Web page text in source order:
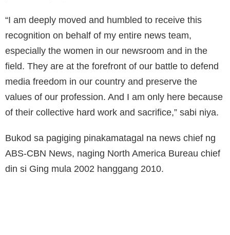
“I am deeply moved and humbled to receive this
recognition on behalf of my entire news team,
especially the women in our newsroom and in the
field. They are at the forefront of our battle to defend
media freedom in our country and preserve the
values of our profession. And I am only here because
of their collective hard work and sacrifice,” sabi niya.
Bukod sa pagiging pinakamatagal na news chief ng
ABS-CBN News, naging North America Bureau chief
din si Ging mula 2002 hanggang 2010.